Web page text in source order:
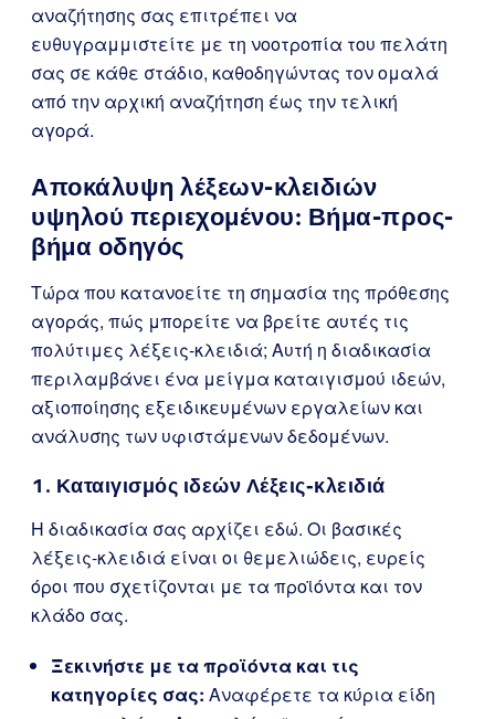
αναζήτησης σας επιτρέπει να
ευθυγραμμιστείτε με τη νοοτροπία του πελάτη
σας σε κάθε στάδιο, καθοδηγώντας τον ομαλά
από την αρχική αναζήτηση έως την τελική
αγορά.
Αποκάλυψη λέξεων-κλειδιών
υψηλού περιεχομένου: Βήμα-προς-
βήμα οδηγός
Τώρα που κατανοείτε τη σημασία της πρόθεσης
αγοράς, πώς μπορείτε να βρείτε αυτές τις
πολύτιμες λέξεις-κλειδιά; Αυτή η διαδικασία
περιλαμβάνει ένα μείγμα καταιγισμού ιδεών,
αξιοποίησης εξειδικευμένων εργαλείων και
ανάλυσης των υφιστάμενων δεδομένων.
1. Καταιγισμός ιδεών Λέξεις-κλειδιά
Η διαδικασία σας αρχίζει εδώ. Οι βασικές
λέξεις-κλειδιά είναι οι θεμελιώδεις, ευρείς
όροι που σχετίζονται με τα προϊόντα και τον
κλάδο σας.
Ξεκινήστε με τα προϊόντα και τις
κατηγορίες σας: Αναφέρετε τα κύρια είδη